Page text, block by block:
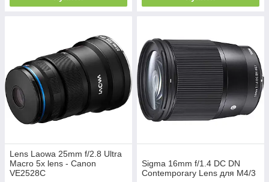
Lens Laowa 25mm f/2.8 Ultra
Macro 5x lens - Canon
VE2528C
Sigma 16mm f/1.4 DC DN
Contemporary Lens для M4/3